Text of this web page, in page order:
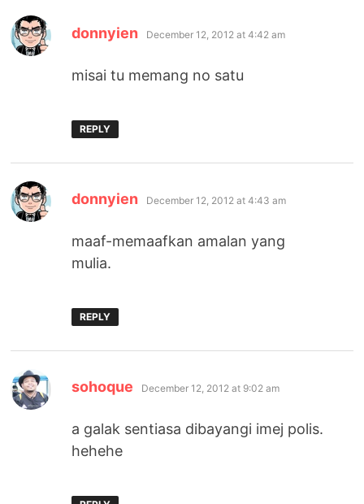
donnyien says:
December 12, 2012 at 4:42 am
misai tu memang no satu
REPLY
donnyien says:
December 12, 2012 at 4:43 am
maaf-memaafkan amalan yang
mulia.
REPLY
sohoque says:
December 12, 2012 at 9:02 am
a galak sentiasa dibayangi imej polis.
hehehe